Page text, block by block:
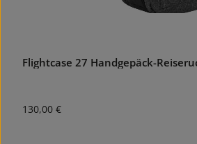
Flightcase 27 Handgepäck-
Regulärer Preis:
130,00 €